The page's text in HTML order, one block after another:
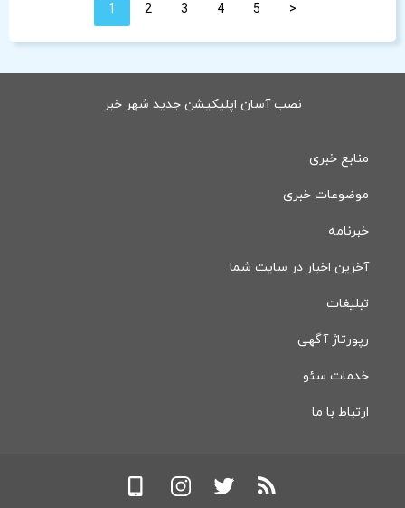
1 2 3 4 5 <
نصب آسان اپلیکیشن جدید شهر خبر
منابع خبری
موضوعات خبری
خبرنامه
آخرین اخبار در سایت شما
تبلیغات
رپورتاژ آگهی
خدمات سئو
ارتباط با ما